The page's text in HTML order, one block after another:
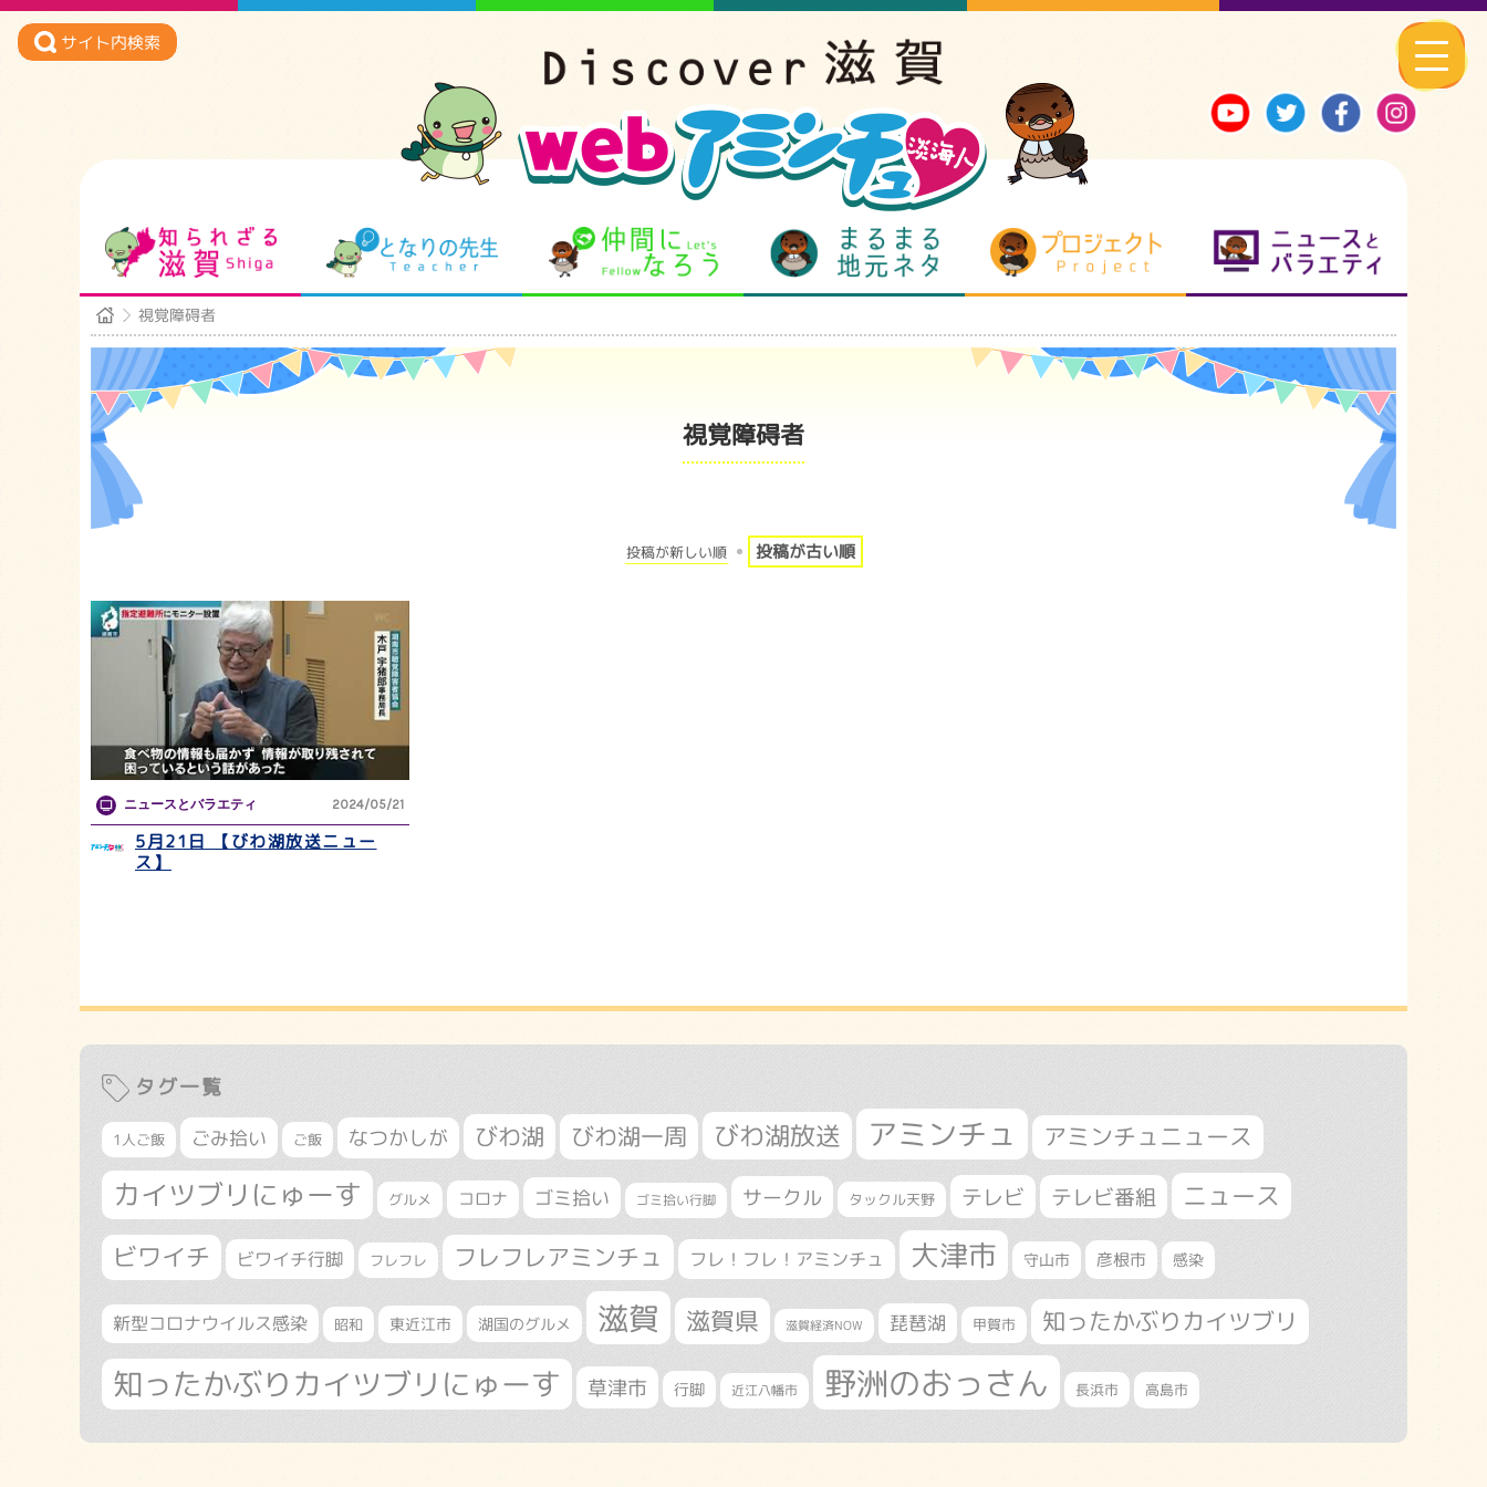
サイト内検索
知られざる滋賀 となりの先生 仲間になろう まるまる地元ネタ プロジェクト
視覚障碍者
視覚障碍者
投稿が新しい順 投稿が古い順
ニュースとバラエティ 2024/05/21
5月21日 【びわ湖放送ニュー
ス】
タグ一覧
1人ご飯 ごみ拾い ご飯 なつかしが びわ湖 びわ湖一周 びわ湖放送 アミンチュ アミンチュニュース
カイツブリにゅーす グルメ コロナ ゴミ拾い ゴミ拾い行脚 サークル タックル天野 テレビ テレビ番組 ニュース
ビワイチ ビワイチ行脚 フレフレ フレフレアミンチュ フレ！フレ！アミンチュ 大津市 守山市 彦根市 感染
新型コロナウイルス感染 昭和 東近江市 湖国のグルメ 滋賀 滋賀県 滋賀経済NOW 琵琶湖 甲賀市 知ったかぶりカイツブリ
知ったかぶりカイツブリにゅーす 草津市 行脚 近江八幡市 野洲のおっさん 長浜市 高島市